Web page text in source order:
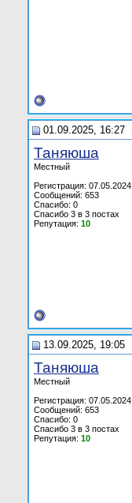
01.09.2025, 16:27
Таняюша
Местный
Регистрация: 07.05.2024
Сообщений: 653
Спасибо: 0
Спасибо 3 в 3 постах
Репутация: 10
13.09.2025, 19:05
Таняюша
Местный
Регистрация: 07.05.2024
Сообщений: 653
Спасибо: 0
Спасибо 3 в 3 постах
Репутация: 10